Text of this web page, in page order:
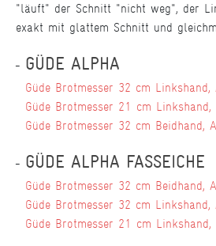
"läuft" der Schnitt "nicht weg", der
exakt mit glattem Schnitt und
GÜDE ALPHA
Güde Brotmesser 32 cm Linkshand,
Güde Brotmesser 21 cm Linkshand,
Güde Brotmesser 32 cm Beidhand,
GÜDE ALPHA FASSEICHE
Güde Brotmesser 32 cm Beidhand,
Güde Brotmesser 32 cm Linkshand,
Güde Brotmesser 21 cm Linkshand,